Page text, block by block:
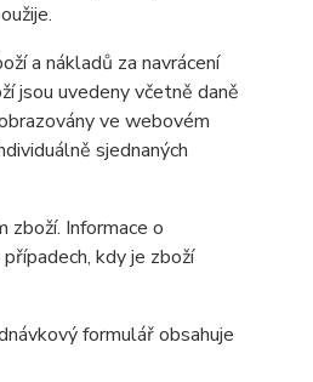
a nákladů za navrácení
jsou uvedeny včetně daně
ve webovém
sjednaných
Informace o
kdy je zboží
formulář obsahuje